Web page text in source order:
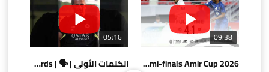
05:16
الكلمات الأولى | 🗣 | First words
09:38
AlSadd 4/1 AlDuhail - Semi-finals Amir Cup 2026 #السد/ الدحيل